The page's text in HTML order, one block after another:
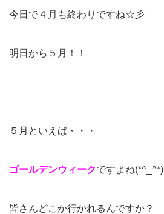
今日で４月も終わりですね☆彡
明日から５月！！
５月といえば・・・
ゴールデンウィークですよね(*^_^*)
皆さんどこか行かれるんですか？